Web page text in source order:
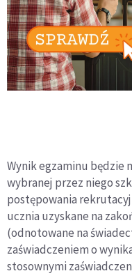
Wynik egzaminu będzie
wybranej przez niego
postępowania
ucznia uzyskane na
(odnotowane na
zaświadczeniem o
stosownymi